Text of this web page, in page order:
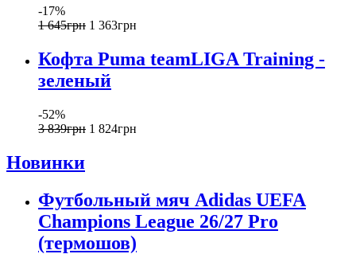
-17%
1 645грн 1 363грн
Кофта Puma teamLIGA Training -
зеленый
-52%
3 839грн 1 824грн
Новинки
Футбольный мяч Adidas UEFA
Champions League 26/27 Pro
(термошов)